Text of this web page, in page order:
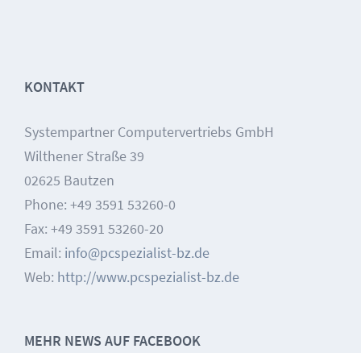
KONTAKT
Systempartner Computervertriebs GmbH
Wilthener Straße 39
02625 Bautzen
Phone: +49 3591 53260-0
Fax: +49 3591 53260-20
Email: info@pcspezialist-bz.de
Web: http://www.pcspezialist-bz.de
MEHR NEWS AUF FACEBOOK